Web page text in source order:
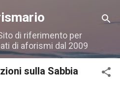
principali
di riferimento per
di aforismi dal 2009
sulla Sabbia